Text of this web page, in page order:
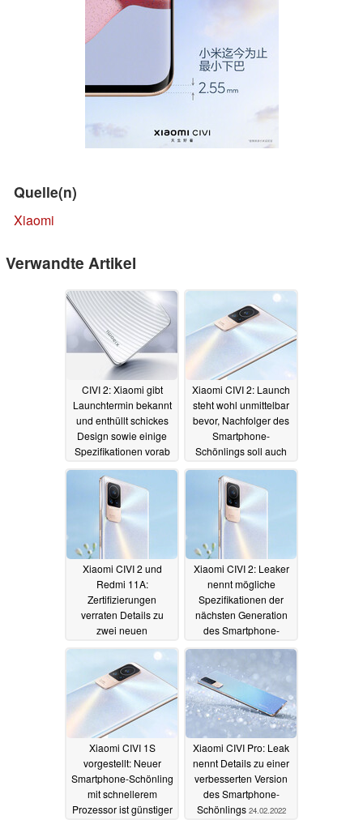
Quelle(n)
Xiaomi
Verwandte Artikel
CIVI 2: Xiaomi gibt
Launchtermin bekannt
und enthüllt schickes
Design sowie einige
Spezifikationen vorab
21.09.2022
Xiaomi CIVI 2: Launch
steht wohl unmittelbar
bevor, Nachfolger des
Smartphone-
Schönlings soll auch
12.09.2022
Xiaomi CIVI 2 und
Redmi 11A:
Zertifizierungen
verraten Details zu
zwei neuen
18.08.2022
Xiaomi CIVI 2: Leaker
nennt mögliche
Spezifikationen der
nächsten Generation
des Smartphone-
31.05.2022
Xiaomi CIVI 1S
vorgestellt: Neuer
Smartphone-Schönling
mit schnellerem
Prozessor ist günstiger
Xiaomi CIVI Pro: Leak
nennt Details zu einer
verbesserten Version
des Smartphone-
Schönlings 24.02.2022